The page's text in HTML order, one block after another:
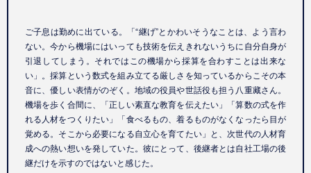
ご子息は勤めに出ている。「“継げ”とかわいそうなことは、よう言わ
ない。今から機場にはいっても技術を伝えきれないうちに自分自身が
引退してしまう。それではこの機場から採算を合わすことは出来な
い」。採算という数式を組み立てる厳しさを知っているからこその本
音に、優しい表情がのぞく。地域の役員や世話役も担う八重藏さん。
機場を歩く合間に、「正しい素直な教育を伝えたい」「算数の式を作
れる人材をつくりたい」「食べるもの、着るものがなくなったら目が
覚める。そこから必要になる自立心を育てたい」と、次世代の人材育
成への熱い想いを発していた。彼にとって、後継者とは自社工場の後
継だけを示すのではないと感じた。